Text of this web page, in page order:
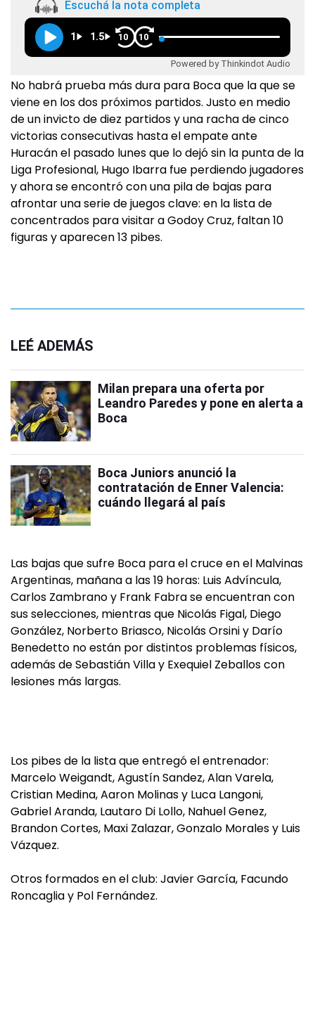
Escuchá la nota completa
1 1.5 10 10
Powered by Thinkindot Audio
No habrá prueba más dura para Boca que la que se
viene en los dos próximos partidos. Justo en medio
de un invicto de diez partidos y una racha de cinco
victorias consecutivas hasta el empate ante
Huracán el pasado lunes que lo dejó sin la punta de la
Liga Profesional, Hugo Ibarra fue perdiendo jugadores
y ahora se encontró con una pila de bajas para
afrontar una serie de juegos clave: en la lista de
concentrados para visitar a Godoy Cruz, faltan 10
figuras y aparecen 13 pibes.
LEÉ ADEMÁS
Milan prepara una oferta por
Leandro Paredes y pone en alerta a
Boca
Boca Juniors anunció la
contratación de Enner Valencia:
cuándo llegará al país
Las bajas que sufre Boca para el cruce en el Malvinas
Argentinas, mañana a las 19 horas: Luis Advíncula,
Carlos Zambrano y Frank Fabra se encuentran con
sus selecciones, mientras que Nicolás Figal, Diego
González, Norberto Briasco, Nicolás Orsini y Darío
Benedetto no están por distintos problemas físicos,
además de Sebastián Villa y Exequiel Zeballos con
lesiones más largas.
Los pibes de la lista que entregó el entrenador:
Marcelo Weigandt, Agustín Sandez, Alan Varela,
Cristian Medina, Aaron Molinas y Luca Langoni,
Gabriel Aranda, Lautaro Di Lollo, Nahuel Genez,
Brandon Cortes, Maxi Zalazar, Gonzalo Morales y Luis
Vázquez.
Otros formados en el club: Javier García, Facundo
Roncaglia y Pol Fernández.